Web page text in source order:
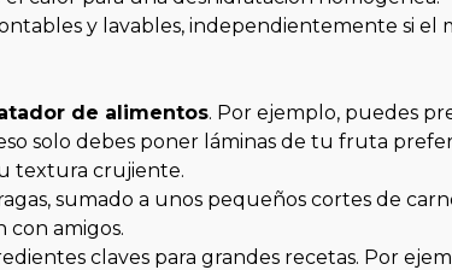
y lavables, independientemente si el
de alimentos. Por ejemplo, puedes
solo debes poner láminas de tu fruta
textura crujiente.
sumado a unos pequeños cortes de
con amigos.
claves para grandes recetas. Por